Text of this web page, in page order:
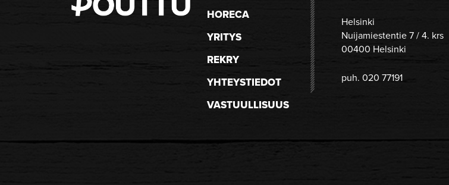
HORECA
YRITYS
REKRY
YHTEYSTIEDOT
VASTUULLISUUS
Helsinki
Nuijamiestentie 7 / 4. krs
00400 Helsinki
puh. 020 77191